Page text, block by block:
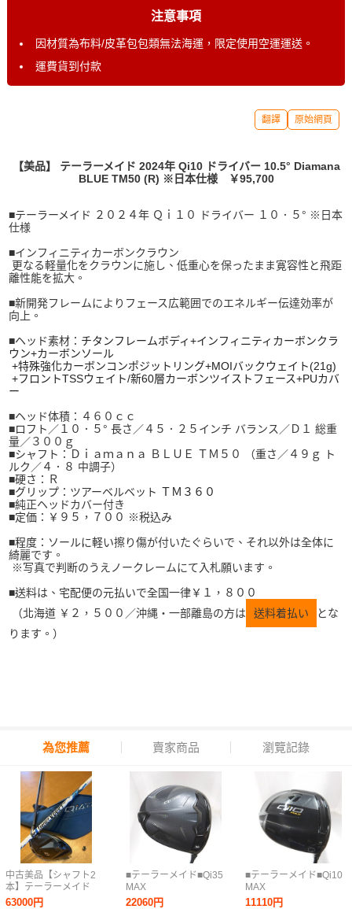
注意事項
因材質為布料/皮革包包類無法海運，限定使用空運運送。
運費貨到付款
翻譯 原始網頁
【美品】 テーラーメイド 2024年 Qi10 ドライバー 10.5° Diamana
BLUE TM50 (R) ※日本仕様 ￥95,700
■テーラーメイド ２０２４年 Ｑｉ１０ ドライバー １０．５° ※日本
仕様
■インフィニティカーボンクラウン
更なる軽量化をクラウンに施し、低重心を保ったまま寛容性と飛距
離性能を拡大。
■新開発フレームによりフェース広範囲でのエネルギー伝達効率が
向上。
■ヘッド素材： チタンフレームボディ+インフィニティカーボンクラ
ウン+カーボンソール
+特殊強化カーボンコンポジットリング+MOIバックウェイト(21g)
+フロントTSSウェイト/新60層カーボンツイストフェース+PUカバ
ー
■ヘッド体積：４６０ｃｃ
■ロフト／１０．５° 長さ／４５．２５インチ バランス／Ｄ１ 総重
量／３００ｇ
■シャフト：Ｄｉａｍａｎａ ＢＬＵＥ ＴＭ５０ （重さ／４９ｇ ト
ルク／４．８ 中調子）
■硬さ：Ｒ
■グリップ：ツアーベルベット ＴＭ３６０
■純正ヘッドカバー付き
■定価：￥９５，７００ ※税込み
■程度：ソールに軽い擦り傷が付いたぐらいで、それ以外は全体に
綺麗です。
※写真で判断のうえノークレームにて入札願います。
■送料は、宅配便の元払いで全国一律￥１，８００
（北海道 ￥２，５００／沖縄・一部離島の方は 送料着払い
とな
ります。）
為您推薦 賣家商品 瀏覽記錄
中古美品【シャフト2
本】テーラーメイド
Qi4D MAX LITE 10.5°
63000円
■テーラーメイド■Qi35
MAX
10.5°■1W■R■Diamana
22060円
■テーラーメイド■Qi10
MAX
10.5°■1W■R■Diamana
11110円